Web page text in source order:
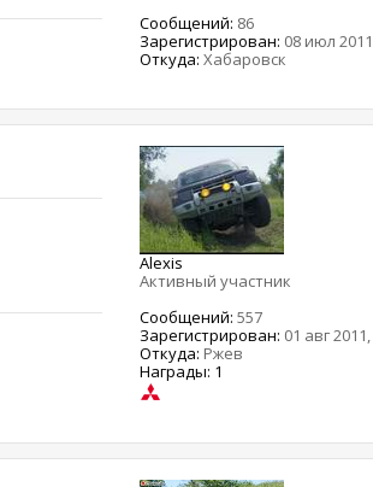
Сообщений: 86
Зарегистрирован: 08 июл
Откуда: Хабаровск
Alexis
Активный участник
Сообщений: 557
Зарегистрирован: 01 авг
Откуда: Ржев
Награды: 1